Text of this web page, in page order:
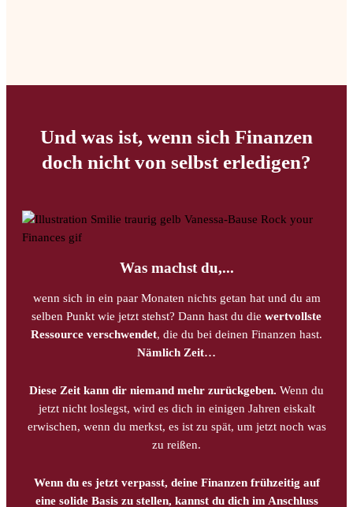
Und was ist, wenn sich Finanzen
doch nicht von selbst erledigen?
Was machst du,...
wenn sich in ein paar Monaten nichts getan hat und du am
selben Punkt wie jetzt stehst? Dann hast du die wertvollste
Ressource verschwendet, die du bei deinen Finanzen hast.
Nämlich Zeit…
Diese Zeit kann dir niemand mehr zurückgeben. Wenn du
jetzt nicht loslegst, wird es dich in einigen Jahren eiskalt
erwischen, wenn du merkst, es ist zu spät, um jetzt noch was
zu reißen.
Wenn du es jetzt verpasst, deine Finanzen frühzeitig auf
eine solide Basis zu stellen, kannst du dich im Anschluss